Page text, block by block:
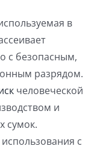
в
с безопасным,
разрядом.
человеческой
и
сумок.
с